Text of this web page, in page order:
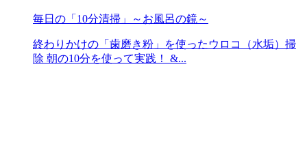
毎日の「10分清掃」～お風呂の鏡～
終わりかけの「歯磨き粉」を使ったウロコ（水垢）掃
除 朝の10分を使って実践！ &...